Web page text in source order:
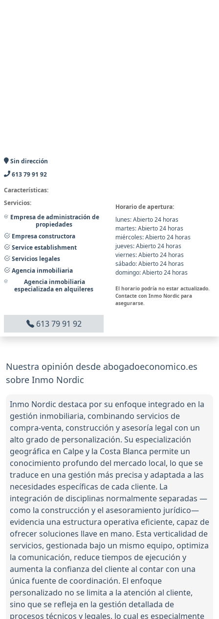
Sin dirección
613 79 91 92
Características:
Servicios:
Empresa de administración de
propiedades
Empresa constructora
Service establishment
Servicios legales
Agencia inmobiliaria
Agencia inmobiliaria
especializada en alquileres
Horario de apertura:
lunes: Abierto 24 horas
martes: Abierto 24 horas
miércoles: Abierto 24 horas
jueves: Abierto 24 horas
viernes: Abierto 24 horas
sábado: Abierto 24 horas
domingo: Abierto 24 horas
El horario podría no estar actualizado.
Contacte con Inmo Nordic para
asegurarse.
613 79 91 92
Nuestra opinión desde abogadoeconomico.es
sobre Inmo Nordic
Inmo Nordic destaca por su enfoque integrado en la
gestión inmobiliaria, combinando servicios de
compra-venta, construcción y asesoría legal con un
alto grado de personalización. Su especialización
geográfica en Calpe y la Costa Blanca permite un
conocimiento profundo del mercado local, lo que se
traduce en una gestión más precisa y adaptada a las
necesidades específicas de cada cliente. La
integración de disciplinas normalmente separadas —
como la construcción y el asesoramiento jurídico—
evidencia una estructura operativa eficiente, capaz de
ofrecer soluciones llave en mano. Esta verticalidad de
servicios, gestionada bajo un mismo equipo, optimiza
la comunicación, reduce tiempos de ejecución y
aumenta la confianza del cliente al contar con una
única fuente de coordinación. El enfoque
personalizado no se limita a la atención al cliente,
sino que se refleja en la gestión detallada de
procesos técnicos y legales, lo cual es especialmente